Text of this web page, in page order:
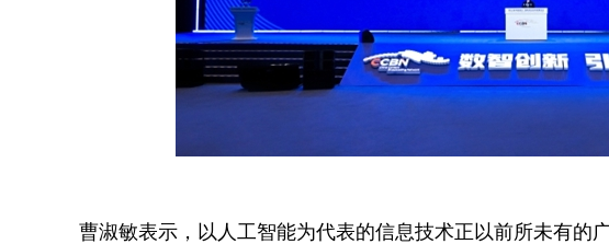
曹淑敏表示，以人工智能为代表的信息技术正以前所未有的